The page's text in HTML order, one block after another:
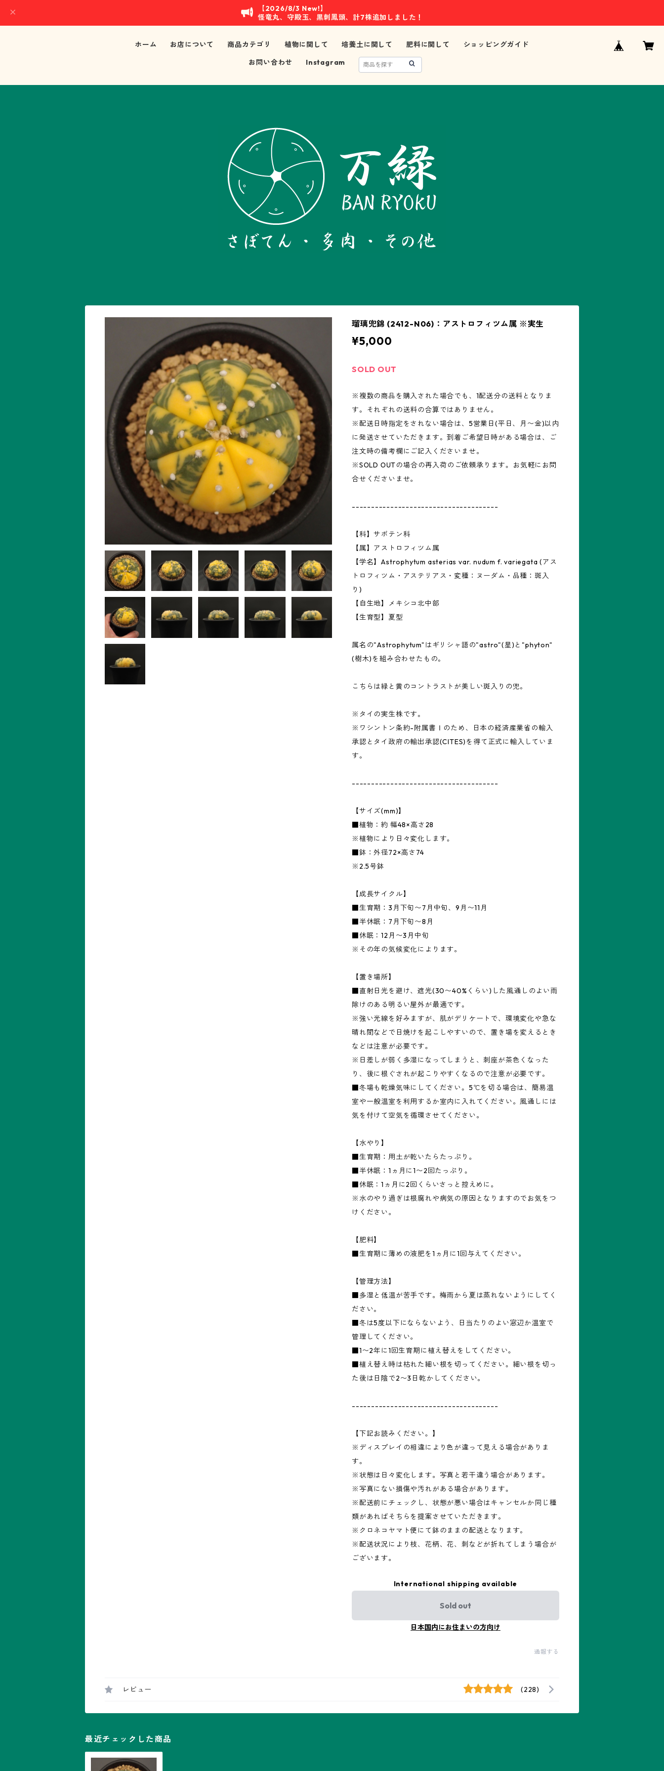
【2026/8/3 New!】
怪竜丸、守殿玉、黒刺鳳頭、計7株追加しました！
ホーム お店について 商品カテゴリ 植物に関して 培養土に関して 肥料に関して
ショッピングガイド
お問い合わせ
Instagram
瑠璃兜錦 (2412-N06)：アストロフィツム属 ※実生
¥5,000
SOLD OUT
※複数の商品を購入された場合でも、1配送分の送料となりま
す。それぞれの送料の合算ではありません。
※配送日時指定をされない場合は、5営業日(平日、月〜金)以内
に発送させていただきます。到着ご希望日時がある場合は、ご
注文時の備考欄にご記入くださいませ。
※SOLD OUTの場合の再入荷のご依頼承ります。お気軽にお問
合せくださいませ。
--------------------------------------
【科】サボテン科
【属】アストロフィツム属
【学名】Astrophytum asterias var. nudum f. variegata (アス
トロフィツム・アステリアス・変種：ヌーダム・品種：斑入
り)
【自生地】メキシコ北中部
【生育型】夏型
属名の"Astrophytum"はギリシャ語の"astro"(星)と"phyton"
(樹木)を組み合わせたもの。
こちらは緑と黄のコントラストが美しい斑入りの兜。
※タイの実生株です。
※ワシントン条約-附属書Ⅰのため、日本の経済産業省の輸入
承認とタイ政府の輸出承認(CITES)を得て正式に輸入していま
す。
--------------------------------------
【サイズ(mm)】
■植物：約 幅48×高さ28
※植物により日々変化します。
■鉢：外径72×高さ74
※2.5号鉢
【成長サイクル】
■生育期：3月下旬〜7月中旬、9月〜11月
■半休眠：7月下旬〜8月
■休眠：12月〜3月中旬
※その年の気候変化によります。
【置き場所】
■直射日光を避け、遮光(30〜40%くらい)した風通しのよい雨
除けのある明るい屋外が最適です。
※強い光線を好みますが、肌がデリケートで、環境変化や急な
晴れ間などで日焼けを起こしやすいので、置き場を変えるとき
などは注意が必要です。
※日差しが弱く多湿になってしまうと、刺座が茶色くなった
り、後に根ぐされが起こりやすくなるので注意が必要です。
■冬場も乾燥気味にしてください。5℃を切る場合は、簡易温
室や一般温室を利用するか室内に入れてください。風通しには
気を付けて空気を循環させてください。
【水やり】
■生育期：用土が乾いたらたっぷり。
■半休眠：1ヵ月に1〜2回たっぷり。
■休眠：1ヵ月に2回くらいさっと控えめに。
※水のやり過ぎは根腐れや病気の原因となりますのでお気をつ
けください。
【肥料】
■生育期に薄めの液肥を1ヵ月に1回与えてください。
【管理方法】
■多湿と低温が苦手です。梅雨から夏は蒸れないようにしてく
ださい。
■冬は5度以下にならないよう、日当たりのよい窓辺か温室で
管理してください。
■1〜2年に1回生育期に植え替えをしてください。
■植え替え時は枯れた細い根を切ってください。細い根を切っ
た後は日陰で2〜3日乾かしてください。
--------------------------------------
【下記お読みください。】
※ディスプレイの相違により色が違って見える場合がありま
す。
※状態は日々変化します。写真と若干違う場合があります。
※写真にない損傷や汚れがある場合があります。
※配送前にチェックし、状態が悪い場合はキャンセルか同じ種
類があればそちらを提案させていただきます。
※クロネコヤマト便にて鉢のままの配送となります。
※配送状況により枝、花柄、花、刺などが折れてしまう場合が
ございます。
International shipping available
Sold out
日本国内にお住まいの方向け
通報する
レビュー (228)
最近チェックした商品